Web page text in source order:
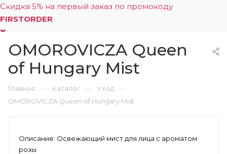
Скидка 5% на первый заказ по промокоду
FIRSTORDER
0
OMOROVICZA Queen
of Hungary Mist
Главная — Каталог — Уход —
OMOROVICZA Queen of Hungary Mist
Описание: Освежающий мист для лица с ароматом
розы